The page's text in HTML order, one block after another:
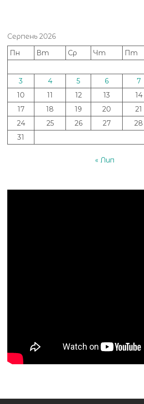
Серпень 2026
Пн
Вт Ср Чт Пт
3
4 5 6 7
10
11 12 13 14
17
18 19 20 21
24
25 26 27 28
31
« Лип